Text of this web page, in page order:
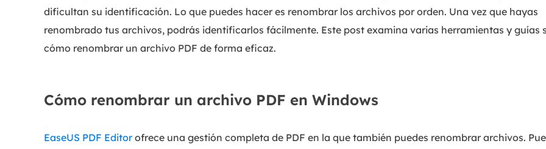
dificultan su identificación. Lo que puedes hacer es renombrar los archivos por orden. Una vez que hayas
renombrado tus archivos, podrás identificarlos fácilmente. Este post examina varias herramientas y guías
cómo renombrar un archivo PDF de forma eficaz.
Cómo renombrar un archivo PDF en Windows
EaseUS PDF Editorofrece una gestión completa de PDF en la que también puedes renombrar archivos.